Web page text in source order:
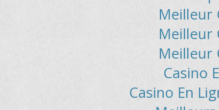
Meilleur
Meilleur
Meilleur
Casino
Casino En